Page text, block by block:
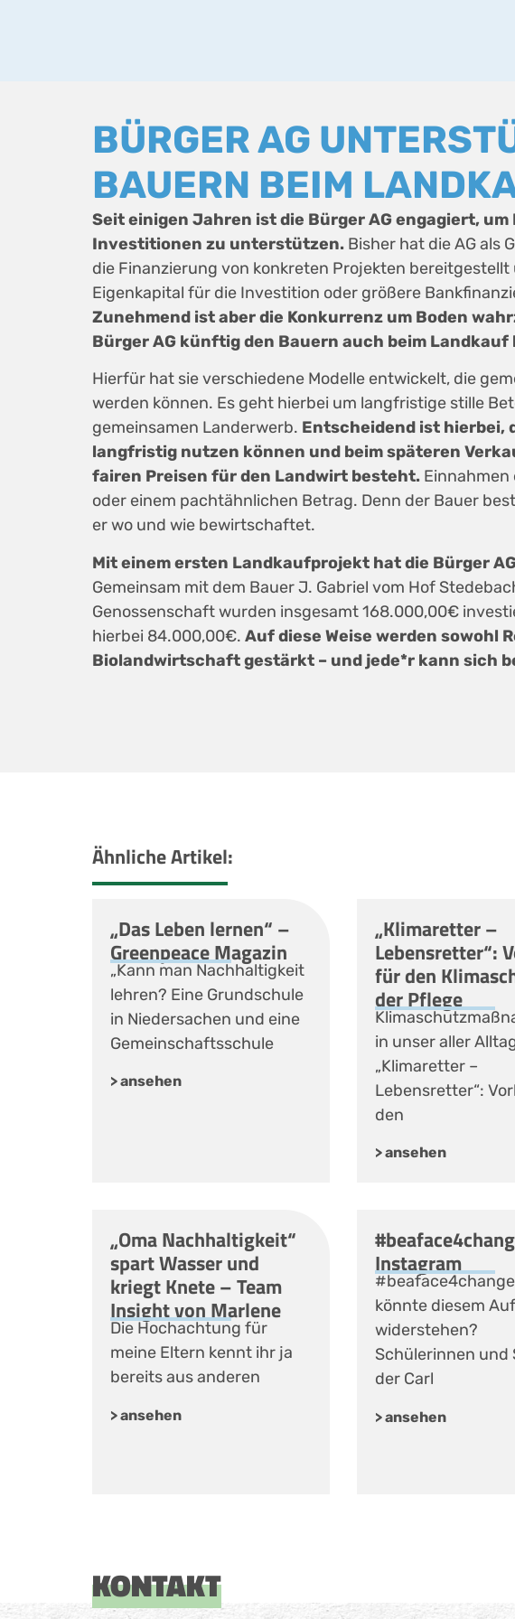
BÜRGER AG
BAUERN BEIM
Seit einigen Jahren ist die Bürger AG engagiert,
Investitionen zu unterstützen. Bisher hat die AG als
die Finanzierung von konkreten Projekten
Eigenkapital für die Investition oder größere
Zunehmend ist aber die Konkurrenz um Boden
Bürger AG künftig den Bauern auch beim Landkauf
Hierfür hat sie verschiedene Modelle entwickelt, die
werden können. Es geht hierbei um langfristige stille
gemeinsamen Landerwerb. Entscheidend ist hierbei,
langfristig nutzen können und beim späteren
fairen Preisen für den Landwirt besteht. Einnahmen
oder einem pachtähnlichen Betrag. Denn der Bauer
er wo und wie bewirtschaftet.
Mit einem ersten Landkaufprojekt hat die Bürger
Gemeinsam mit dem Bauer J. Gabriel vom Hof
Genossenschaft wurden insgesamt 168.000,00€
hierbei 84.000,00€. Auf diese Weise werden sowohl
Biolandwirtschaft gestärkt – und jede*r kann sich
Ähnliche Artikel:
„Das Leben lernen“ –
Greenpeace Magazin
„Kann man Nachhaltigkeit
lehren? Eine Grundschule
in Niedersachen und eine
Gemeinschaftsschule
> ansehen
„Klimaretter –
Lebensretter“:
für den
der Pflege
in unser aller
„Klimaretter –
Lebensretter“:
den
> ansehen
„Oma Nachhaltigkeit“
spart Wasser und
kriegt Knete – Team
Insight von Marlene
Die Hochachtung für
meine Eltern kennt ihr ja
bereits aus anderen
> ansehen
Instagram
könnte diesem
widerstehen?
Schülerinnen und
der Carl
> ansehen
KONTAKT